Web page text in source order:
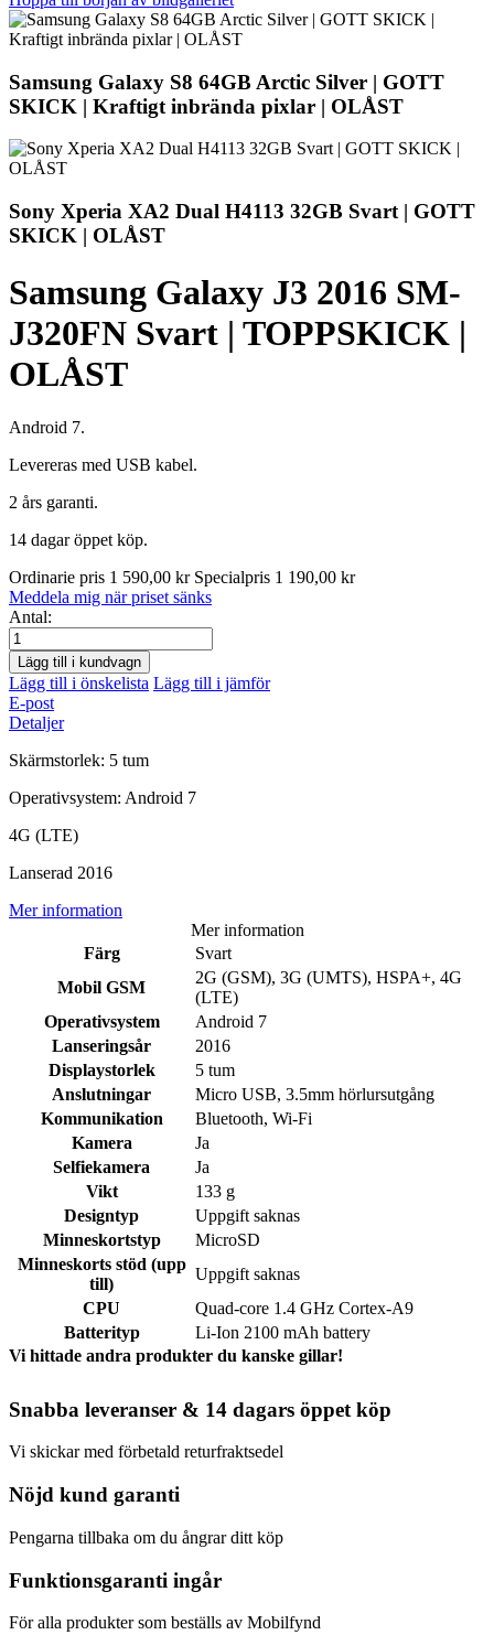
Samsung Galaxy S8 64GB Arctic Silver | GOTT
SKICK | Kraftigt inbrända pixlar | OLÅST
Sony Xperia XA2 Dual H4113 32GB Svart | GOTT
SKICK | OLÅST
Samsung Galaxy J3 2016 SM-
J320FN Svart | TOPPSKICK |
OLÅST
Android 7.
Levereras med USB kabel.
2 års garanti.
14 dagar öppet köp.
Ordinarie pris 1 590,00 kr Specialpris 1 190,00 kr
Meddela mig när priset sänks
Antal:
Lägg till i kundvagn
Lägg till i önskelista Lägg till i jämför
E-post
Detaljer
Skärmstorlek: 5 tum
Operativsystem: Android 7
4G (LTE)
Lanserad 2016
Mer information
Mer information
Färg
Svart
Mobil GSM
2G (GSM), 3G (UMTS), HSPA+, 4G
(LTE)
Operativsystem
Android 7
Lanseringsår
2016
Displaystorlek
5 tum
Anslutningar
Micro USB, 3.5mm hörlursutgång
Kommunikation
Bluetooth, Wi-Fi
Kamera
Ja
Selfiekamera
Ja
Vikt
133 g
Designtyp
Uppgift saknas
Minneskortstyp
MicroSD
Minneskorts stöd (upp
till)
Uppgift saknas
CPU
Quad-core 1.4 GHz Cortex-A9
Batterityp
Li-Ion 2100 mAh battery
Vi hittade andra produkter du kanske gillar!
Snabba leveranser & 14 dagars öppet köp
Vi skickar med förbetald returfraktsedel
Nöjd kund garanti
Pengarna tillbaka om du ångrar ditt köp
Funktionsgaranti ingår
För alla produkter som beställs av Mobilfynd